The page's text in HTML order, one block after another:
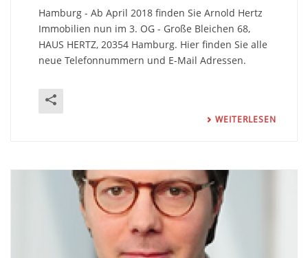
Hamburg - Ab April 2018 finden Sie Arnold Hertz
Immobilien nun im 3. OG - Große Bleichen 68,
HAUS HERTZ, 20354 Hamburg. Hier finden Sie alle
neue Telefonnummern und E-Mail Adressen.
WEITERLESEN